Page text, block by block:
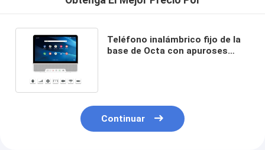
Teléfono inalámbrico fijo de la
base de Octa con apuroses
Continuar